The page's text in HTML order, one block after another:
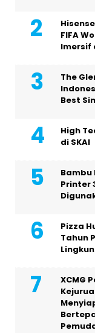
FIFA
Imersif
The
Best
High
di SKAI
Bambu
Printer
Pizza
Tahun
XCMG